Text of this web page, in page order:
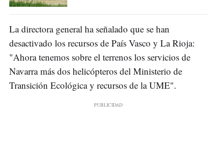
La directora general ha señalado que se han
desactivado los recursos de País Vasco y La Rioja:
"Ahora tenemos sobre el terrenos los servicios de
Navarra más dos helicópteros del Ministerio de
Transición Ecológica y recursos de la UME".